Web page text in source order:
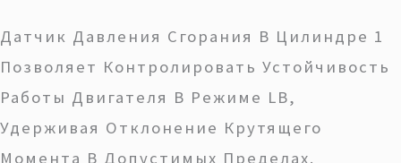
Датчик Давления Сгорания В Цилиндре 1
Позволяет Контролировать Устойчивость
Работы Двигателя В Режиме LB,
Удерживая Отклонение Крутящего
Момента В Допустимых Пределах.